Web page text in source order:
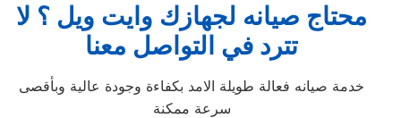
محتاج صيانه لجهازك وايت ويل ؟ لا
تترد في التواصل معنا
خدمة صيانه فعالة طويلة الامد بكفاءة وجودة عالية وبأقصى
سرعة ممكنة